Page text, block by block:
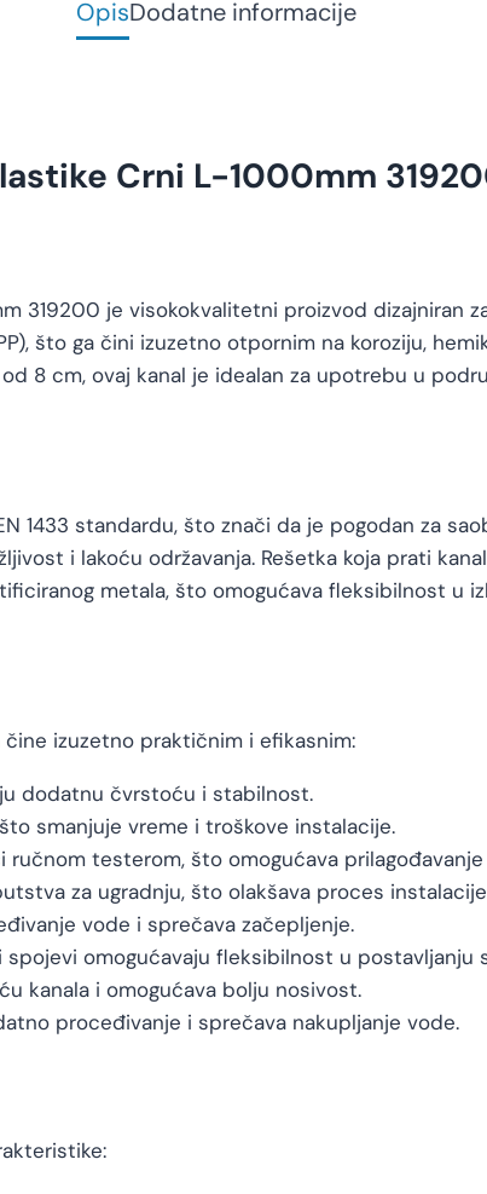
OpisDodatne informacije
Crni L-1000mm
319200 je visokokvalitetni proizvod dizajniran
što ga čini izuzetno otpornim na koroziju,
8 cm, ovaj kanal je idealan za upotrebu u
1433 standardu, što znači da je pogodan za
i lakoću održavanja. Rešetka koja prati
metala, što omogućava fleksibilnost u
čine izuzetno praktičnim i efikasnim:
dodatnu čvrstoću i stabilnost.
smanjuje vreme i troškove instalacije.
ručnom testerom, što omogućava
za ugradnju, što olakšava proces
vode i sprečava začepljenje.
spojevi omogućavaju fleksibilnost u postavljanju
kanala i omogućava bolju nosivost.
proceđivanje i sprečava nakupljanje vode.